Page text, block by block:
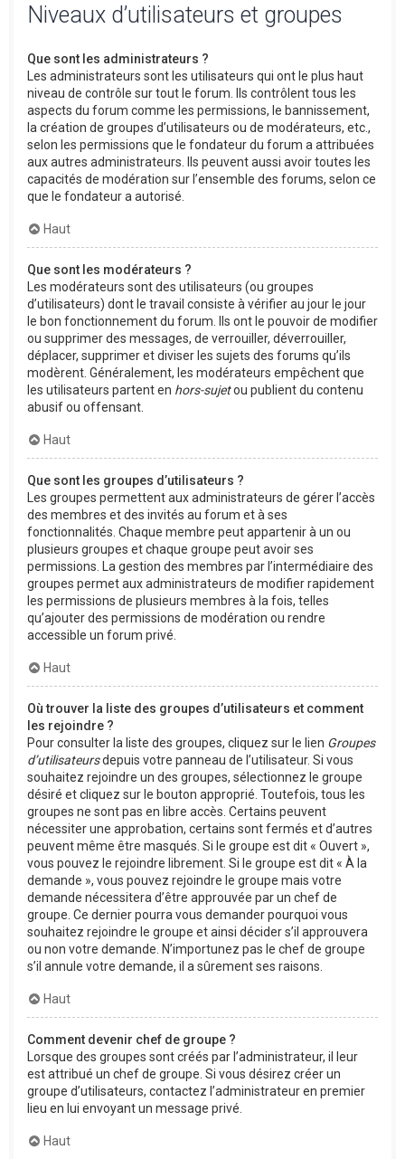
Niveaux d’utilisateurs et groupes
Que sont les administrateurs ?
Les administrateurs sont les utilisateurs qui ont le plus haut
niveau de contrôle sur tout le forum. Ils contrôlent tous les
aspects du forum comme les permissions, le bannissement,
la création de groupes d’utilisateurs ou de modérateurs, etc.,
selon les permissions que le fondateur du forum a attribuées
aux autres administrateurs. Ils peuvent aussi avoir toutes les
capacités de modération sur l’ensemble des forums, selon ce
que le fondateur a autorisé.
Haut
Que sont les modérateurs ?
Les modérateurs sont des utilisateurs (ou groupes
d’utilisateurs) dont le travail consiste à vérifier au jour le jour
le bon fonctionnement du forum. Ils ont le pouvoir de modifier
ou supprimer des messages, de verrouiller, déverrouiller,
déplacer, supprimer et diviser les sujets des forums qu’ils
modèrent. Généralement, les modérateurs empêchent que
les utilisateurs partent en hors-sujetou publient du contenu
abusif ou offensant.
Haut
Que sont les groupes d’utilisateurs ?
Les groupes permettent aux administrateurs de gérer l’accès
des membres et des invités au forum et à ses
fonctionnalités. Chaque membre peut appartenir à un ou
plusieurs groupes et chaque groupe peut avoir ses
permissions. La gestion des membres par l’intermédiaire des
groupes permet aux administrateurs de modifier rapidement
les permissions de plusieurs membres à la fois, telles
qu’ajouter des permissions de modération ou rendre
accessible un forum privé.
Haut
Où trouver la liste des groupes d’utilisateurs et comment
les rejoindre ?
Pour consulter la liste des groupes, cliquez sur le lien Groupes
d’utilisateursdepuis votre panneau de l’utilisateur. Si vous
souhaitez rejoindre un des groupes, sélectionnez le groupe
désiré et cliquez sur le bouton approprié. Toutefois, tous les
groupes ne sont pas en libre accès. Certains peuvent
nécessiter une approbation, certains sont fermés et d’autres
peuvent même être masqués. Si le groupe est dit « Ouvert »,
vous pouvez le rejoindre librement. Si le groupe est dit « À la
demande », vous pouvez rejoindre le groupe mais votre
demande nécessitera d’être approuvée par un chef de
groupe. Ce dernier pourra vous demander pourquoi vous
souhaitez rejoindre le groupe et ainsi décider s’il approuvera
ou non votre demande. N’importunez pas le chef de groupe
s’il annule votre demande, il a sûrement ses raisons.
Haut
Comment devenir chef de groupe ?
Lorsque des groupes sont créés par l’administrateur, il leur
est attribué un chef de groupe. Si vous désirez créer un
groupe d’utilisateurs, contactez l’administrateur en premier
lieu en lui envoyant un message privé.
Haut